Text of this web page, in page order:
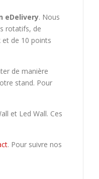
eDelivery. Nous
rotatifs, de
et de 10 points
de manière
stand. Pour
et Led Wall. Ces
. Pour suivre nos